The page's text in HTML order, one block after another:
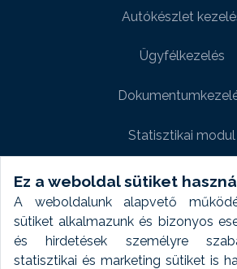
Ez a weboldal sütiket
A weboldalunk alapvető
sütiket alkalmazunk és bizonyos
és hirdetések személyre
statisztikai és marketing sütiket is
Autókészlet
Ügyfélkezelés
Statisztikai modul
Weboldal modul
Fényképtár extra
Autómosó modul